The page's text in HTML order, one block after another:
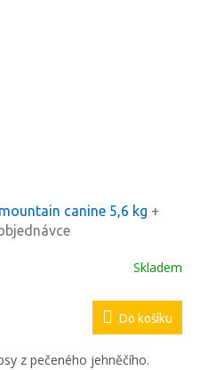
canine 5,6 kg +
Skladem
Do košíku
z pečeného jehněčího.